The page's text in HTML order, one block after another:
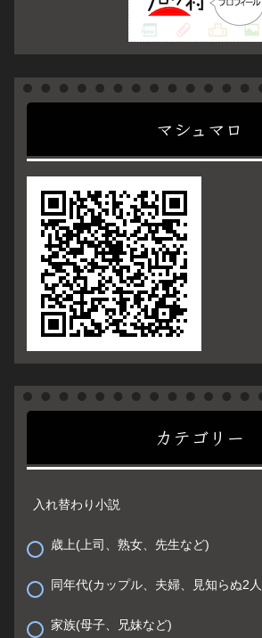
マシュマロ
カテゴリー
入れ替わり小説
歳上(上司、熟女、先生など)
同年代(カップル、夫婦、見知らぬ2
家族(母子、兄妹など)